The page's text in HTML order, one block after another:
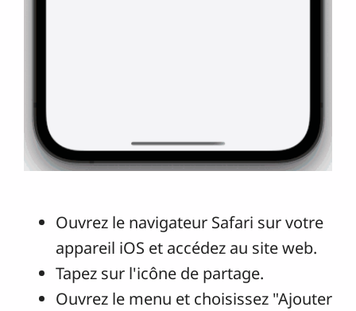
Ouvrez le navigateur Safari sur votre
appareil iOS et accédez au site web.
Tapez sur l'icône de partage.
Ouvrez le menu et choisissez "Ajouter